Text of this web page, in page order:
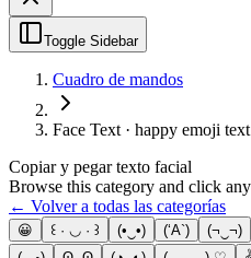
Toggle Sidebar
Cuadro de mandos
Face Text · happy emoji text
Copiar y pegar texto facial
Browse this category and click
← Volver a todas las categorías
😀 ꒰ · ◡ · ꒱ (•‿•) (‘A`) (¬‿¬)